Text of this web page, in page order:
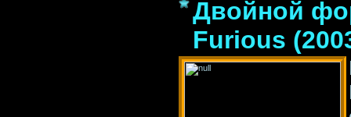
Двойной
Furious